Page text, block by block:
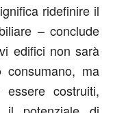
ridefinire il
– conclude
edifici non sarà
ma
essere costruiti,